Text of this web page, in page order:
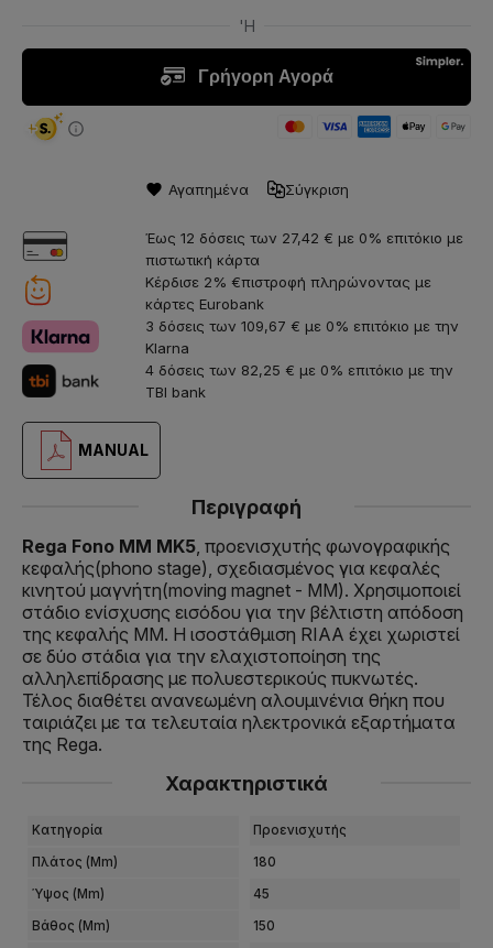
Αγαπημένα Σύγκριση
Έως 12 δόσεις των 27,42 € με 0% επιτόκιο με
πιστωτική κάρτα
Κέρδισε 2% €πιστροφή πληρώνοντας με
κάρτες Eurobank
3 δόσεις των 109,67 € με 0% επιτόκιο με την
Klarna
4 δόσεις των 82,25 € με 0% επιτόκιο με την
TBI bank
MANUAL
Περιγραφή
Rega Fono MM MK5 , προενισχυτής φωνογραφικής
κεφαλής(phono stage), σχεδιασμένος για κεφαλές
κινητού μαγνήτη(moving magnet - MM). Χρησιμοποιεί
στάδιο ενίσχυσης εισόδου για την βέλτιστη απόδοση
της κεφαλής MM. Η ισοστάθμιση RIAA έχει χωριστεί
σε δύο στάδια για την ελαχιστοποίηση της
αλληλεπίδρασης με πολυεστερικούς πυκνωτές.
Τέλος διαθέτει ανανεωμένη αλουμινένια θήκη που
ταιριάζει με τα τελευταία ηλεκτρονικά εξαρτήματα
της Rega.
Χαρακτηριστικά
Κατηγορία Προενισχυτής
Πλάτος (mm) 180
Ύψος (mm) 45
Βάθος (mm) 150